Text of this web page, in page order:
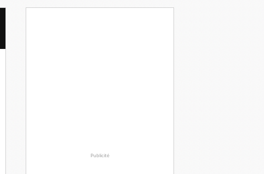
Publicité